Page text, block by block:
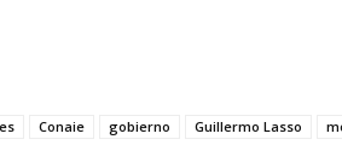
Conaie gobierno Guillermo Lasso